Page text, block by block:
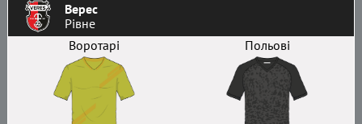
Верес
Рівне
Воротарі
Польові